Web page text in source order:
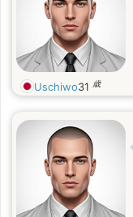
Uschiwo31 歳